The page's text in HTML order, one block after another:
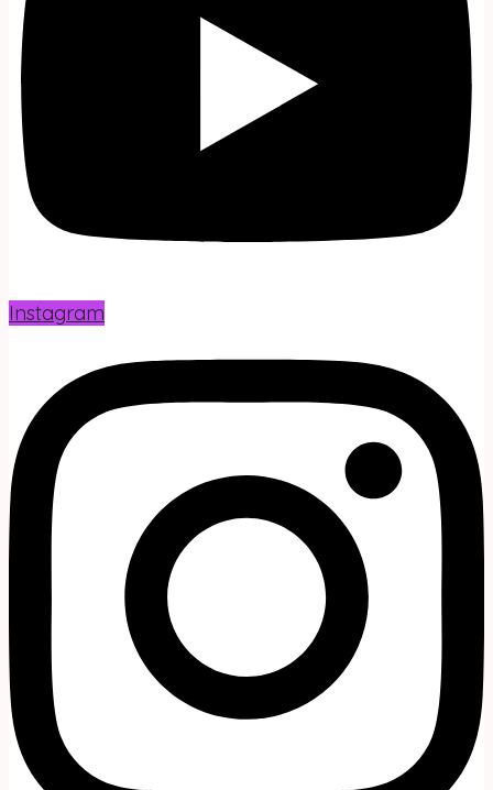
Instagram